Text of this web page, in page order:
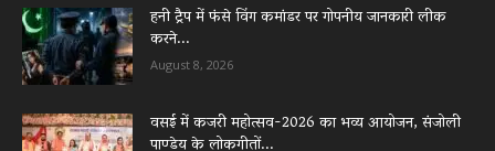
हनी ट्रैप में फंसे विंग कमांडर पर गोपनीय जानकारी लीक
करने...
August 8, 2026
वसई में कजरी महोत्सव-2026 का भव्य आयोजन, संजोली